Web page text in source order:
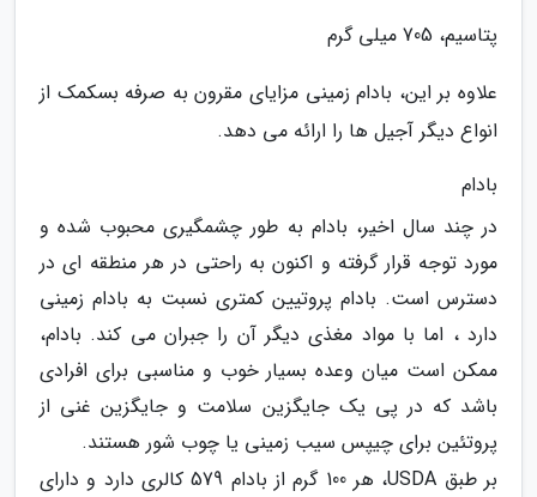
پتاسیم، 705 میلی گرم
علاوه بر این، بادام زمینی مزایای مقرون به صرفه بسکمک از
انواع دیگر آجیل ها را ارائه می دهد.
بادام
در چند سال اخیر، بادام به طور چشمگیری محبوب شده و
مورد توجه قرار گرفته و اکنون به راحتی در هر منطقه ای در
دسترس است. بادام پروتیین کمتری نسبت به بادام زمینی
دارد ، اما با مواد مغذی دیگر آن را جبران می کند. بادام،
ممکن است میان وعده بسیار خوب و مناسبی برای افرادی
باشد که در پی یک جایگزین سلامت و جایگزین غنی از
پروتئین برای چیپس سیب زمینی یا چوب شور هستند.
بر طبق USDA، هر 100 گرم از بادام 579 کالری دارد و دارای